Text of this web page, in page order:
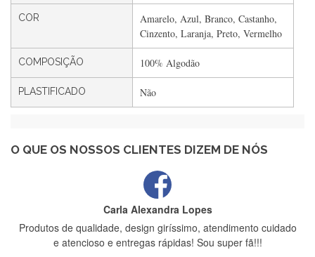
COR
Amarelo, Azul, Branco, Castanho,
Cinzento, Laranja, Preto, Vermelho
COMPOSIÇÃO 100% Algodão
PLASTIFICADO Não
O QUE OS NOSSOS CLIENTES DIZEM DE NÓS
Filipa Freire
Rápido, atendimento 5*. Hoje chegará a segunda encomenda
feita de muitas certamente❤️
estrelas
Carla Alexandra Lopes
Produtos de qualidade, design giríssimo, atendimento cuidado
e atencioso e entregas rápidas! Sou super fã!!!